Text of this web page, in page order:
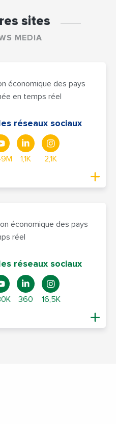
sites
MEDIA
économique des pays
en temps réel
réseaux sociaux
1,1K 2,1K
économique des pays
réel
réseaux sociaux
360 16,5K